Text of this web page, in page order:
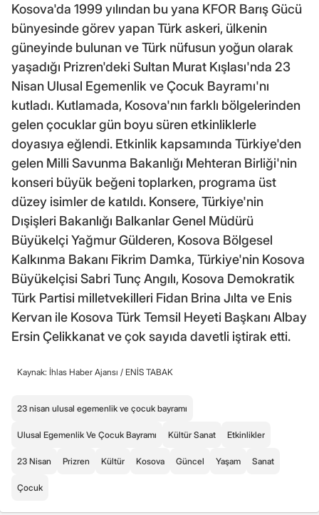
Kosova'da 1999 yılından bu yana KFOR Barış Gücü
bünyesinde görev yapan Türk askeri, ülkenin
güneyinde bulunan ve Türk nüfusun yoğun olarak
yaşadığı Prizren'deki Sultan Murat Kışlası'nda 23
Nisan Ulusal Egemenlik ve Çocuk Bayramı'nı
kutladı. Kutlamada, Kosova'nın farklı bölgelerinden
gelen çocuklar gün boyu süren etkinliklerle
doyasıya eğlendi. Etkinlik kapsamında Türkiye'den
gelen Milli Savunma Bakanlığı Mehteran Birliği'nin
konseri büyük beğeni toplarken, programa üst
düzey isimler de katıldı. Konsere, Türkiye'nin
Dışişleri Bakanlığı Balkanlar Genel Müdürü
Büyükelçi Yağmur Gülderen, Kosova Bölgesel
Kalkınma Bakanı Fikrim Damka, Türkiye'nin Kosova
Büyükelçisi Sabri Tunç Angılı, Kosova Demokratik
Türk Partisi milletvekilleri Fidan Brina Jılta ve Enis
Kervan ile Kosova Türk Temsil Heyeti Başkanı Albay
Ersin Çelikkanat ve çok sayıda davetli iştirak etti.
Kaynak: İhlas Haber Ajansı / ENİS TABAK
23 nisan ulusal egemenlik ve çocuk bayramı
Ulusal Egemenlik Ve Çocuk Bayramı Kültür Sanat Etkinlikler
23 Nisan Prizren Kültür Kosova Güncel Yaşam Sanat
Çocuk